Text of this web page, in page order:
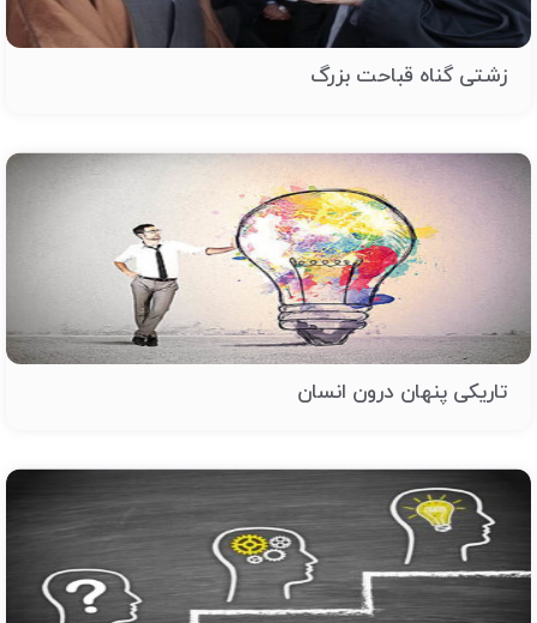
زشتی گناه قباحت بزرگ
تاریکی پنهان درون انسان